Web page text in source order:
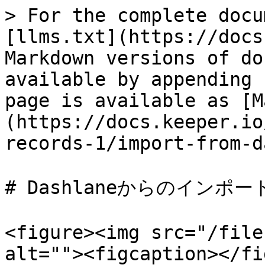
> For the complete
[llms.txt](https://
Markdown versions of
available by
page is available as
(https://
records-1/import-from-
# Dashlaneからのインポー
<figure><img src="/
alt=""><figcaption></